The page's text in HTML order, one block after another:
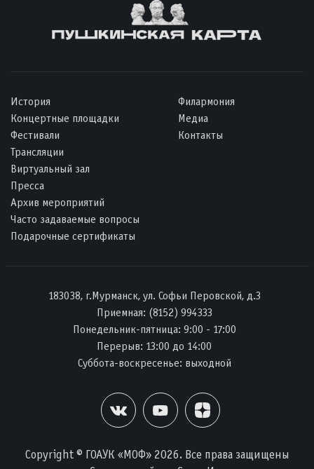
История
Концертные площадки
Фестивали
Трансляции
Виртуальный зал
Пресса
Архив мероприятий
Часто задаваемые вопросы
Подарочные сертификаты
Филармония
Медиа
Контакты
183038, г.Мурманск, ул. Софьи Перовской, д.3
Приемная: (8152) 994333
Понедельник-пятница: 9:00 - 17:00
Перерыв: 13:00 до 14:00
Суббота-воскресенье: выходной
Copyright © ГОАУК «МОФ» 2026. Все права защищены